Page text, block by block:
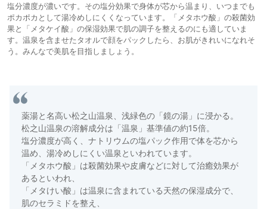
塩分濃度が濃いです。その塩分効果で身体が芯から温まり、いつまでも
ポカポカとして湯冷めしにくくなっています。「メタホウ酸」の殺菌効
果と「メタケイ酸」の保湿効果で肌の調子を整えるのにも適していま
す。温泉を含ませたタオルで顔をパックしたら、お肌がきれいになれそ
う。みんなで美肌を目指しましょう。
薬湯と名高い松之山温泉、浅緑色の「鏡の湯」に浸かる。
松之山温泉の溶解成分は「温泉」基準値の約15倍。
塩分濃度が高く、ナトリウムの塩パック作用で体を芯から
温め、湯冷めしにくい温泉といわれています。
「メタホウ酸」は殺菌効果や皮膚などに対して治癒効果が
あるといわれ、
「メタけい酸」は温泉に含まれている天然の保湿成分で、
肌のセラミドを整え、